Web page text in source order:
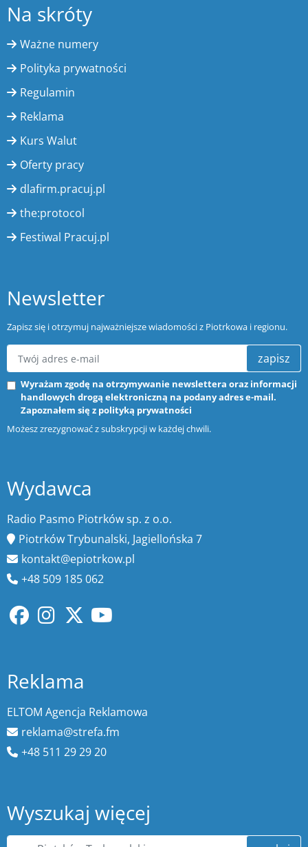
Na skróty
Ważne numery
Polityka prywatności
Regulamin
Reklama
Kurs Walut
Oferty pracy
dlafirm.pracuj.pl
the:protocol
Festiwal Pracuj.pl
Newsletter
Zapisz się i otrzymuj najważniejsze wiadomości z Piotrkowa i regionu.
zapisz
Wyrażam zgodę na otrzymywanie newslettera oraz informacji
handlowych drogą elektroniczną na podany adres e-mail.
Zapoznałem się z polityką prywatności
Możesz zrezygnować z subskrypcji w każdej chwili.
Wydawca
Radio Pasmo Piotrków sp. z o.o.
Piotrków Trybunalski, Jagiellońska 7
kontakt@epiotrkow.pl
+48 509 185 062
Reklama
ELTOM Agencja Reklamowa
reklama@strefa.fm
+48 511 29 29 20
Wyszukaj więcej